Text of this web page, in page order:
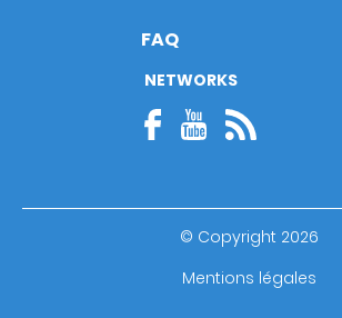
FAQ
NETWORKS
© Copyright 2026
Mentions légales